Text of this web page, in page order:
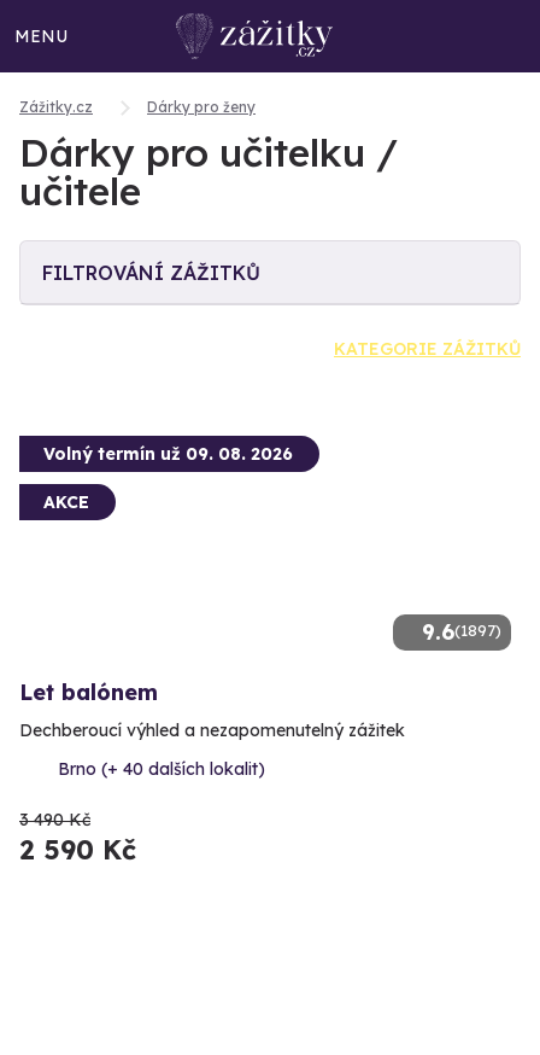
MENU
Zážitky.cz Dárky pro ženy
Dárky pro učitelku /
učitele
FILTROVÁNÍ ZÁŽITKŮ
KATEGORIE ZÁŽITKŮ
9.6(1897)
Volný termín už 09. 08. 2026
AKCE
Let balónem
Dechberoucí výhled a nezapomenutelný zážitek
Brno (+ 40 dalších lokalit)
3 490 Kč
2 590 Kč